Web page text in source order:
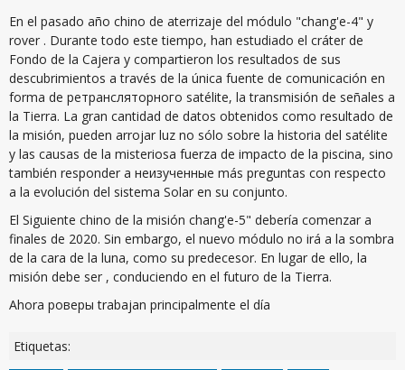
En el pasado año chino de aterrizaje del módulo "chang'e-4" y
rover . Durante todo este tiempo, han estudiado el cráter de
Fondo de la Cajera y compartieron los resultados de sus
descubrimientos a través de la única fuente de comunicación en
forma de ретрансляторного satélite, la transmisión de señales a
la Tierra. La gran cantidad de datos obtenidos como resultado de
la misión, pueden arrojar luz no sólo sobre la historia del satélite
y las causas de la misteriosa fuerza de impacto de la piscina, sino
también responder a неизученные más preguntas con respecto
a la evolución del sistema Solar en su conjunto.
El Siguiente chino de la misión chang'e-5" debería comenzar a
finales de 2020. Sin embargo, el nuevo módulo no irá a la sombra
de la cara de la luna, como su predecesor. En lugar de ello, la
misión debe ser , conduciendo en el futuro de la Tierra.
Ahora роверы trabajan principalmente el día
Etiquetas: